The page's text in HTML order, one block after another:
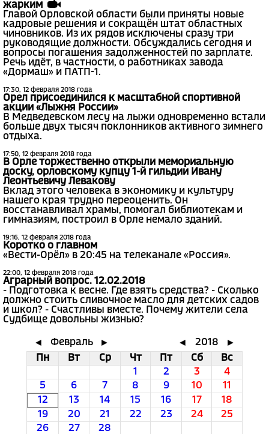
жарким
Главой Орловской области были приняты новые
кадровые решения и сокращён штат областных
чиновников. Из их рядов исключены сразу три
руководящие должности. Обсуждались сегодня и
вопросы погашения задолженностей по зарплате.
Речь идёт, в частности, о работниках завода
«Дормаш» и ПАТП-1.
17:30, 12 февраля 2018 года
Орел присоединился к масштабной спортивной
акции «Лыжня России»
В Медведевском лесу на лыжи одновременно встали
больше двух тысяч поклонников активного зимнего
отдыха.
17:50, 12 февраля 2018 года
В Орле торжественно открыли мемориальную
доску, орловскому купцу 1-й гильдии Ивану
Леонтьевичу Левакову
Вклад этого человека в экономику и культуру
нашего края трудно переоценить. Он
восстанавливал храмы, помогал библиотекам и
гимназиям, построил в Орле немало зданий.
19:16, 12 февраля 2018 года
Коротко о главном
«Вести-Орёл» в 20:45 на телеканале «Россия».
22:00, 12 февраля 2018 года
Аграрный вопрос. 12.02.2018
- Подготовка к весне. Где взять средства? - Сколько
должно стоить сливочное масло для детских садов
и школ? - Счастливы вместе. Почему жители села
Судбище довольны жизнью?
◄ Февраль ► ◄ 2018
►
Пн
Вт Ср Чт Пт Сб
Вс
1
2 3
4
5
6 7 8 9 10
11
12
13 14 15 16 17
18
19
20 21 22 23 24
25
26
27 28